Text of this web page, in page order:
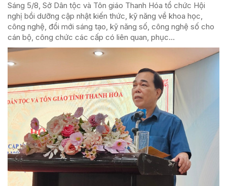
Sáng 5/8, Sở Dân tộc và Tôn giáo Thanh Hóa tổ chức Hội
nghị bồi dưỡng cập nhật kiến thức, kỹ năng về khoa học,
công nghệ, đổi mới sáng tạo, kỹ năng số, công nghệ số cho
cán bộ, công chức các cấp có liên quan, phục...